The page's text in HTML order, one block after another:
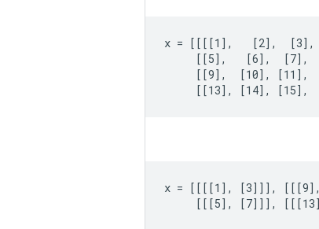
x = [[[[1],   [2],  [3],
[[5],   [6],  [7],
[[9],  [10], [11],
[[13], [14], [15],
x = [[[[1], [3]]],
[[[5], [7]]],